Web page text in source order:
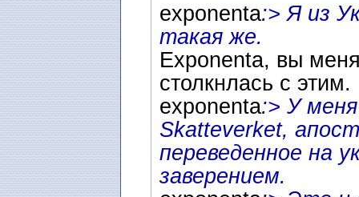
exponenta:> Я из
такая же.
Exponenta, вы
столкнлась с этим.
exponenta:> У
Skatteverket,
переведенное на
заверением.